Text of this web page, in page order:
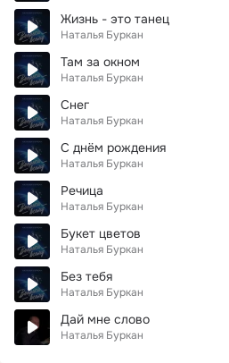
Жизнь - это танец
Наталья Буркан
Там за окном
Наталья Буркан
Снег
Наталья Буркан
С днём рождения
Наталья Буркан
Речица
Наталья Буркан
Букет цветов
Наталья Буркан
Без тебя
Наталья Буркан
Дай мне слово
Наталья Буркан